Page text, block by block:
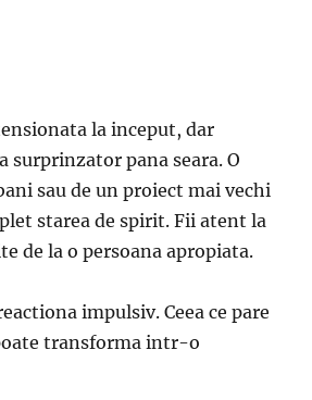
la inceput, dar
surprinzator pana seara. O
sau de un proiect mai vechi
starea de spirit. Fii atent la
de la o persoana apropiata.
impulsiv. Ceea ce pare
transforma intr-o